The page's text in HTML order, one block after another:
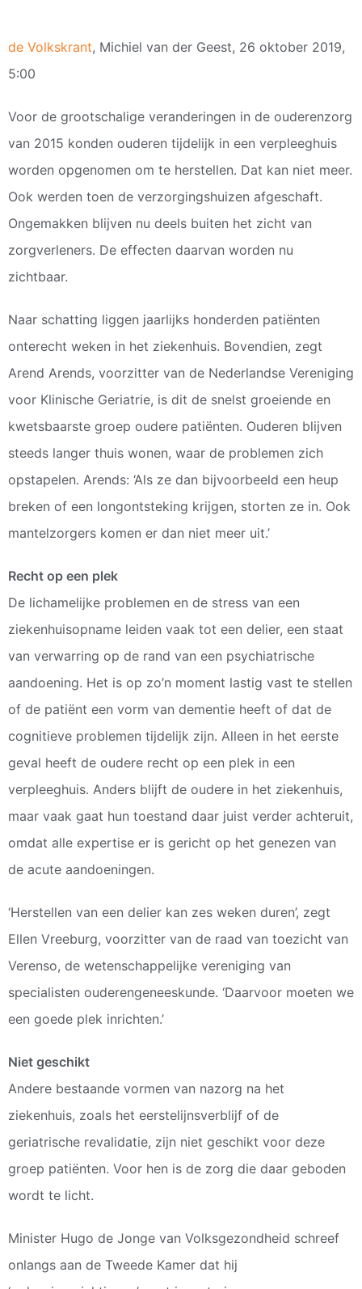
de Volkskrant, Michiel van der Geest, 26 oktober 2019,
5:00
Voor de grootschalige veranderingen in de ouderenzorg
van 2015 konden ouderen tijdelijk in een verpleeghuis
worden opgenomen om te herstellen. Dat kan niet meer.
Ook werden toen de verzorgingshuizen afgeschaft.
Ongemakken blijven nu deels buiten het zicht van
zorgverleners. De effecten daarvan worden nu
zichtbaar.
Naar schatting liggen jaarlijks honderden patiënten
onterecht weken in het ziekenhuis. Bovendien, zegt
Arend Arends, voorzitter van de Nederlandse Vereniging
voor Klinische Geriatrie, is dit de snelst groeiende en
kwetsbaarste groep oudere patiënten. Ouderen blijven
steeds langer thuis wonen, waar de problemen zich
opstapelen. Arends: ‘Als ze dan bijvoorbeeld een heup
breken of een longontsteking krijgen, storten ze in. Ook
mantelzorgers komen er dan niet meer uit.’
Recht op een plek
De lichamelijke problemen en de stress van een
ziekenhuisopname leiden vaak tot een delier, een staat
van verwarring op de rand van een psychiatrische
aandoening. Het is op zo’n moment lastig vast te stellen
of de patiënt een vorm van dementie heeft of dat de
cognitieve problemen tijdelijk zijn. Alleen in het eerste
geval heeft de oudere recht op een plek in een
verpleeghuis. Anders blijft de oudere in het ziekenhuis,
maar vaak gaat hun toestand daar juist verder achteruit,
omdat alle expertise er is gericht op het genezen van
de acute aandoeningen.
‘Herstellen van een delier kan zes weken duren’, zegt
Ellen Vreeburg, voorzitter van de raad van toezicht van
Verenso, de wetenschappelijke vereniging van
specialisten ouderengeneeskunde. ‘Daarvoor moeten we
een goede plek inrichten.’
Niet geschikt
Andere bestaande vormen van nazorg na het
ziekenhuis, zoals het eerstelijnsverblijf of de
geriatrische revalidatie, zijn niet geschikt voor deze
groep patiënten. Voor hen is de zorg die daar geboden
wordt te licht.
Minister Hugo de Jonge van Volksgezondheid schreef
onlangs aan de Tweede Kamer dat hij